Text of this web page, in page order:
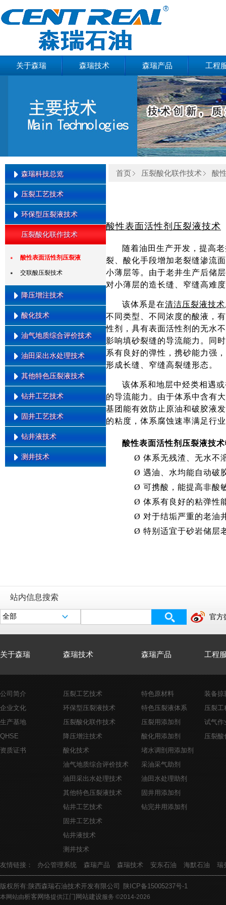
关于森瑞 森瑞技术 森瑞产品 工程
森瑞科技总览
森瑞科技总览
压裂工艺技术
缝内暂堵转向压裂技术
水平井油管底封拖动压裂工艺技
水平井泵送桥塞分段压裂技术
水平井连续油管底封拖动压裂技
多缝压裂技术
复杂储层前置酸压裂技术
深层煤压裂技术
层间转向压裂技术
煤层顶板间接压裂技术
高能气体压裂技术
环保型压裂液技术
可回收压裂液技术
回注水压裂液技术
压裂酸化联作技术
酸性表面活性剂压裂液
交联酸压裂技术
降压增注技术
低渗油藏纳米降压增注
酸化技术
多氢酸酸化技术
暂堵酸化技术
油气地质综合评价技术
油气勘探综合研究技术
低渗透储层综合评价技术
油田采出水处理技术
油田采出水处理技术
其他特色压裂液技术
清洁压裂液技术
低摩阻滑溜水技术
系列温度有机硼压裂液
钻井工艺技术
钻井与地质导向一体化
MWD \ LWD
固井工艺技术
低压易漏地层低密度固井技术
防窜水泥
钻井液技术
无土相油基钻井液
复合盐聚合物防塌钻井液
测井技术
首页 压裂酸化联作技术 酸
酸性表面活性剂压裂液技术
随着油田生产开发，提高
裂、酸化手段增加老裂缝渗流
小薄层等。由于老井生产后储
对小薄层的造长缝、窄缝高难
该体系是在清洁压裂液技术
不同类型、不同浓度的酸液，
性剂，具有表面活性剂的无水
影响填砂裂缝的导流能力。同
系有良好的弹性，携砂能力强
形成长缝、窄缝高裂缝形态。
该体系和地层中烃类相遇
的导流能力。由于体系中含有
基团能有效防止原油和破胶液
的粘度，体系腐蚀速率满足行
酸性表面活性剂压裂液技
Ø 体系无残渣、无水不
Ø 遇油、水均能自动破
Ø 可携酸，能提高非酸
Ø 体系有良好的粘弹性
Ø 对于结垢严重的老油
Ø 特别适宜于砂岩储层
站内信息搜索
官方
关于森瑞 森瑞技术 森瑞产品 工程
公司简介
企业文化
生产基地
QHSE
资质证书
压裂工艺技术
环保型压裂液技术
压裂酸化联作技术
降压增注技术
酸化技术
油气地质综合评价技术
油田采出水处理技术
其他特色压裂液技术
钻井工艺技术
固井工艺技术
钻井液技术
测井技术
特色原材料
特色压裂液体系
压裂用添加剂
酸化用添加剂
堵水调剖用添加剂
采油采气助剂
油田水处理助剂
固井用添加剂
钻完井用添加剂
装备掠
压裂工
试气作
压裂酸
友情链接： 办公管理系统 森瑞产品 森瑞技术 安东石油 海默石油 瑞
版权所有:陕西森瑞石油技术开发有限公司 陕ICP备15005237号-1
本网站由析客网络提供江门网站建设服务 ©2014-2026